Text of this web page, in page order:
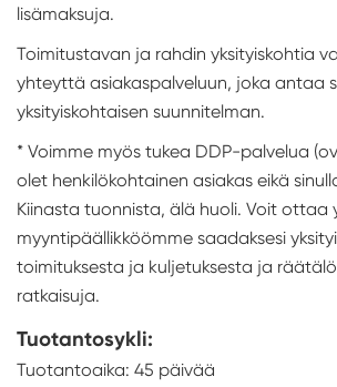
lisämaksuja.
Toimitustavan ja rahdin yksityiskohtia
yhteyttä asiakaspalveluun, joka antaa
yksityiskohtaisen suunnitelman.
* Voimme myös tukea DDP-palvelua
olet henkilökohtainen asiakas eikä
Kiinasta tuonnista, älä huoli. Voit ottaa
myyntipäällikköömme saadaksesi
toimituksesta ja kuljetuksesta ja
ratkaisuja.
Tuotantosykli:
Tuotantoaika: 45 päivää